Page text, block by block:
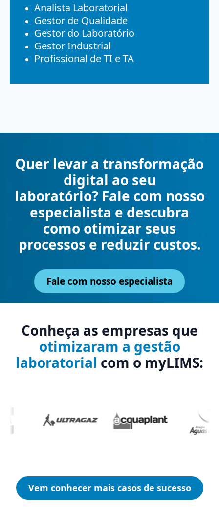
Analista Laboratorial
Gestor de Qualidade
Gestor do Laboratório
Gestor Industrial
Profissional de TI e TA
Quer levar a transformação
digital ao seu
laboratório? Fale com nosso
especialista e descubra
como otimizar seus
processos e reduzir custos.
Fale com nosso especialista
Conheça as empresas que
otimizaram a gestão
laboratorial com o myLIMS:
Vem conhecer mais casos de sucesso